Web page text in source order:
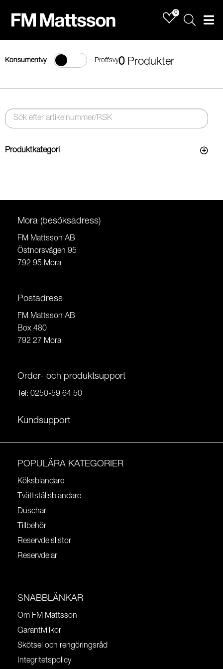
0
Sök
Konsumentvy Proffsvy0 Produkter
Produktkategori
Mora (besöksadress)
FM Mattsson AB
Östnorsvägen 95
792 95 Mora
Postadress
FM Mattsson AB
Box 480
792 27 Mora
Order- och produktsupport
Tel: 0250-59 64 50
Kundsupport
POPULÄRA KATEGORIER
Köksblandare
Tvättställsblandare
Duschar
Tillbehör
Reservdelslistor
Reservdelar
SNABBLÄNKAR
Om FM Mattsson
Garantivillkor
Skötsel och rengöringsråd
Integritetspolicy